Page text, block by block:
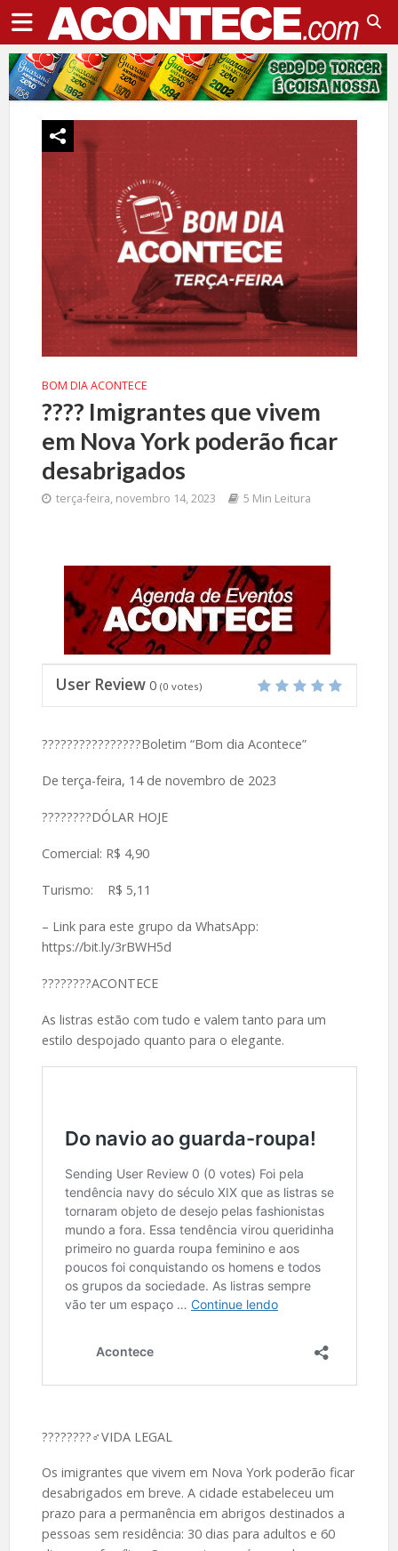
BOM DIA ACONTECE
????️ Imigrantes que vivem
em Nova York poderão ficar
desabrigados
terça-feira, novembro 14, 2023 5 Min Leitura
User Review 0 (0 votes)
????????????????Boletim “Bom dia Acontece”
De terça-feira, 14 de novembro de 2023
????️????DÓLAR HOJE
Comercial: R$ 4,90
Turismo: R$ 5,11
– Link para este grupo da WhatsApp:
https://bit.ly/3rBWH5d
????️????ACONTECE
As listras estão com tudo e valem tanto para um
estilo despojado quanto para o elegante.
????️????‍♂️VIDA LEGAL
Os imigrantes que vivem em Nova York poderão ficar
desabrigados em breve. A cidade estabeleceu um
prazo para a permanência em abrigos destinados a
pessoas sem residência: 30 dias para adultos e 60